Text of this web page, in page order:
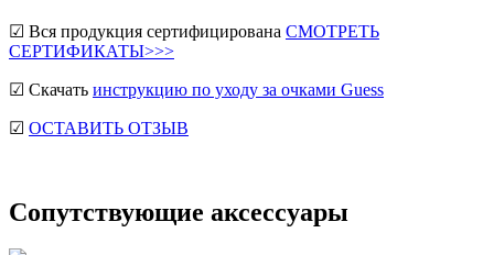
☑ Вся продукция сертифицирована СМОТРЕТЬ
СЕРТИФИКАТЫ>>>
☑ Скачать инструкцию по уходу за очками Guess
☑ ОСТАВИТЬ ОТЗЫВ
Сопутствующие аксессуары